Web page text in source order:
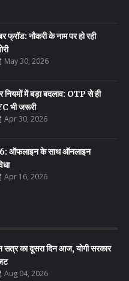
फ्रॉड: नौकरी के नाम पर हो रही
May 30, 2026
में बड़ा बदलाव: OTP से ही
भी जरूरी
Apr 30, 2026
ऑफलाइन के साथ ऑनलाइन
Apr 16, 2026
सत्र का दूसरा दिन आज, योगी सरकार
Aug 04, 2026